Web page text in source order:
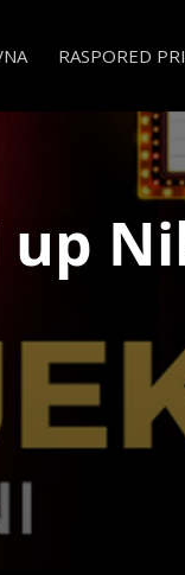
RASPORED
up